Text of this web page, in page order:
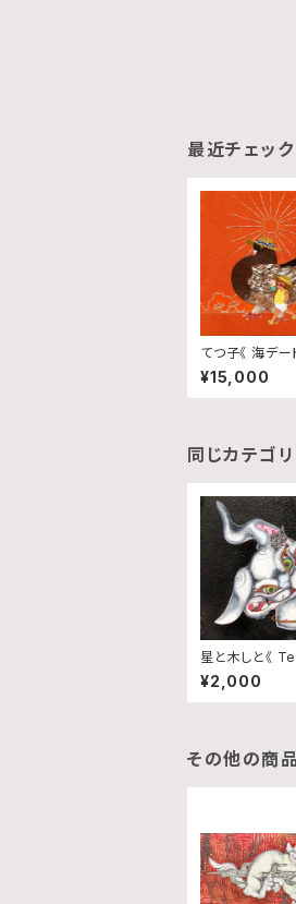
最近チェッ
てつ子《 海デー
¥15,000
同じカテゴ
星と木しと《
¥2,000
その他の商品